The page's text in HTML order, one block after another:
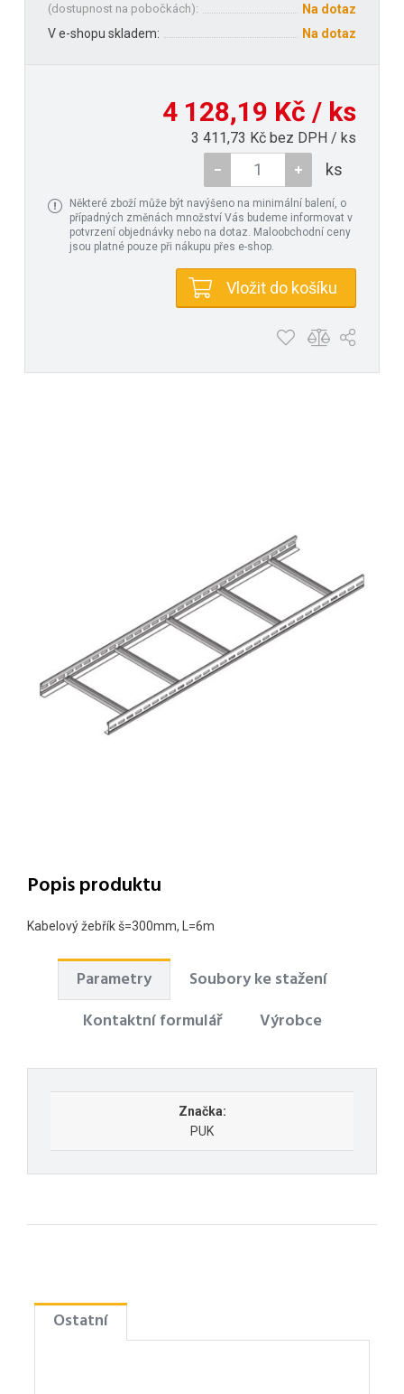
(dostupnost na pobočkách):
Na dotaz
V e-shopu skladem:
Na dotaz
4 128,19 Kč / ks
3 411,73 Kč bez DPH / ks
ks
Některé zboží může být navýšeno na minimální balení, o
případných změnách množství Vás budeme informovat v
potvrzení objednávky nebo na dotaz. Maloobchodní ceny
jsou platné pouze při nákupu přes e-shop.
Vložit do košíku
Popis produktu
Kabelový žebřík š=300mm, L=6m
Parametry
Soubory ke stažení
Kontaktní formulář
Výrobce
Značka:
PUK
Ostatní